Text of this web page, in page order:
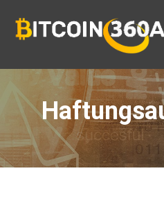
Inhalt
springen